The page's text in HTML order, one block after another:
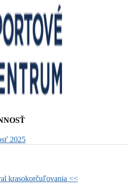
2025
krasokorčuľovania <<